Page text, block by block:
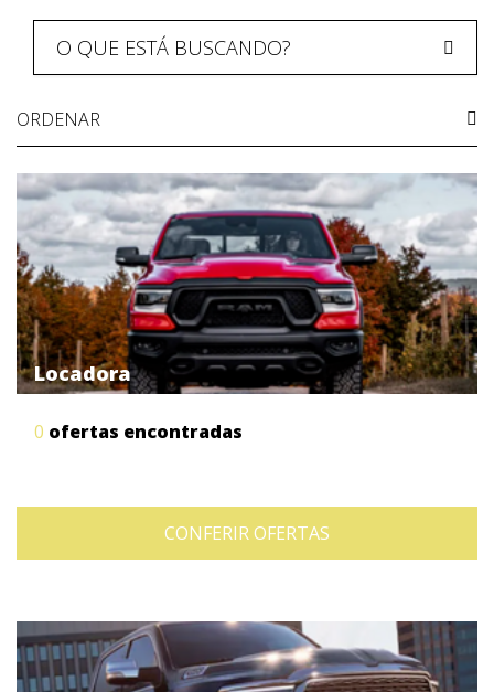
ORDENAR
Locadora
0 ofertas encontradas
CONFERIR OFERTAS